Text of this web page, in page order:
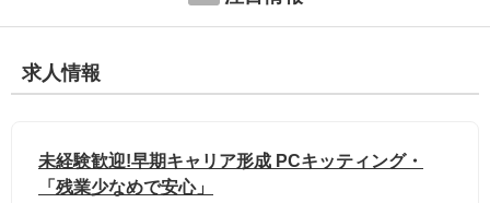
求人情報
未経験歓迎!早期キャリア形成 PCキッティング・
「残業少なめで安心」